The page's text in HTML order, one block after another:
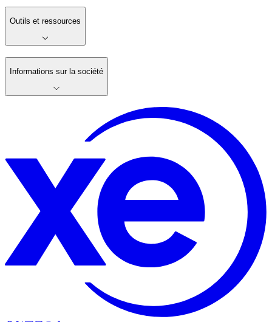
Outils et ressources
Informations sur la société